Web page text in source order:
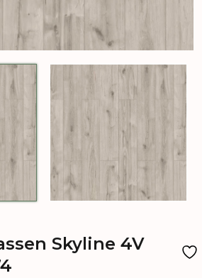
Skyline 4V